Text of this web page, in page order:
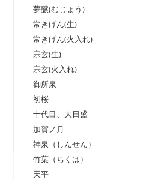
夢醸(むじょう)
常きげん(生)
常きげん(火入れ)
宗玄(生)
宗玄(火入れ)
御所泉
初桜
十代目、大日盛
加賀ノ月
神泉（しんせん）
竹葉（ちくは）
天平